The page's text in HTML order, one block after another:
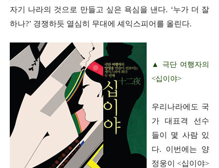
자기 나라의 것으로 만들고 싶은 욕심을 낸다. ‘누가 더 잘
하나?’ 경쟁하듯 열심히 무대에 셰익스피어를 올린다.
▲ 극단 여행자의
<십이야>
우리나라에도 국
가 대표격 선수
들이 몇 사람 있
다. 이번에는 양
정웅이 <십이야>